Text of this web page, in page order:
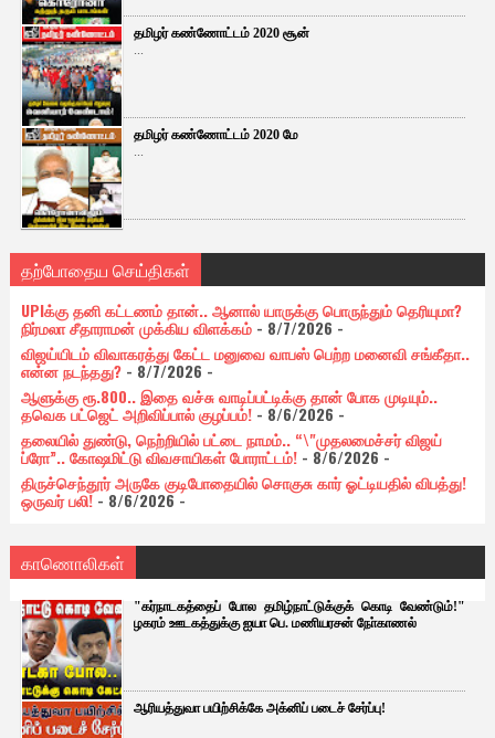
தமிழர் கண்ணோட்டம் 2020 சூன்
...
தமிழர் கண்ணோட்டம் 2020 மே
...
தற்போதைய செய்திகள்
UPIக்கு தனி கட்டணம் தான்.. ஆனால் யாருக்கு பொருந்தும் தெரியுமா?
நிர்மலா சீதாராமன் முக்கிய விளக்கம்- 8/7/2026 -
விஜய்யிடம் விவாகரத்து கேட்ட மனுவை வாபஸ் பெற்ற மனைவி சங்கீதா..
என்ன நடந்தது?- 8/7/2026 -
ஆளுக்கு ரூ.800.. இதை வச்சு வாடிப்பட்டிக்கு தான் போக முடியும்..
தவெக பட்ஜெட் அறிவிப்பால் குழப்பம்!- 8/6/2026 -
தலையில் துண்டு, நெற்றியில் பட்டை நாமம்.. “\"முதலமைச்சர் விஜய்
ப்ரோ”.. கோஷமிட்டு விவசாயிகள் போராட்டம்!- 8/6/2026 -
திருச்செந்தூர் அருகே குடிபோதையில் சொகுசு கார் ஓட்டியதில் விபத்து!
ஒருவர் பலி!- 8/6/2026-
காணொலிகள்
"கர்நாடகத்தைப் போல தமிழ்நாட்டுக்குக் கொடி வேண்டும்!"
ழகரம் ஊடகத்துக்கு ஐயா பெ. மணியரசன் நோ்காணல்
ஆரியத்துவா பயிற்சிக்கே அக்னிப் படைச் சேர்ப்பு!